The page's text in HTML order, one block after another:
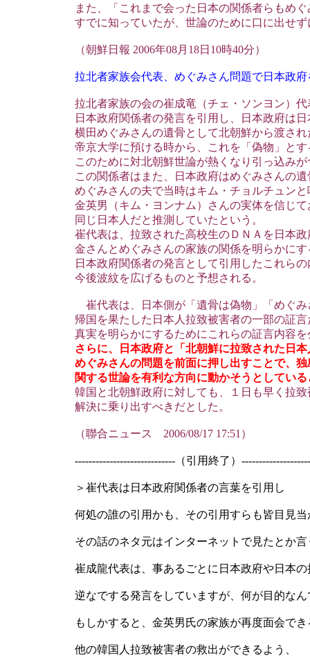
また、「これまで会った日本の関係者らもめ
すでに知っていたが、世論のために口に出せ
（朝鮮日報 2006年08月18日10時40分）
拉北者家族会代表、めぐみさん問題で日本政府
拉北者家族の会の崔成竜（チェ・ソンヨン）
日本政府関係者の発言を引用し、日本政府は
横田めぐみさんの遺骨として北朝鮮から渡さ
帝京大学に預ける時から、これを「偽物」と
このために対北朝鮮世論が熱くなり引っ込み
この関係者はまた、日本政府はめぐみさんの
めぐみさんの夫で当時はキム・チョルチュン
金英男（キム・ヨンナム）さんの実体を信じて
同じ日本人だと推測していたという。
崔代表は、拉致された高校生のＤＮＡを日本
金さんとめぐみさんの家族の関係を明らかに
日本政府関係者の発言として引用したこれら
今後波紋を広げるものと予想される。
崔代表は、日本側が「遺骨は偽物」「めぐ
帰国を果たした日本人拉致被害者の一部の証
真実を明らかにするためにこれらの証言内容
さらに、日本政府と「北朝鮮に拉致された日
めぐみさんの問題を前面に押し出すことで、
関する世論を有利な方向に動かそうとしてい
韓国と北朝鮮政府に対しても、１日も早く拉
解決に乗り出すべきだとした。
（聯合ニュース 2006/08/17 17:51）
-----------------------------（引用終了）
＞崔代表は日本政府関係者の言葉を引用し
何処の誰の引用かも、その引用すらも皆目見
その話のネタ元はインターネットで見たとか言
崔成龍代表は、事あるごとに日本政府や日本
逆なでする発言をしていますが、何が目的な
もしかすると、金英男氏の家族が再度面会で
他の韓国人拉致被害者の救出ができるよう、